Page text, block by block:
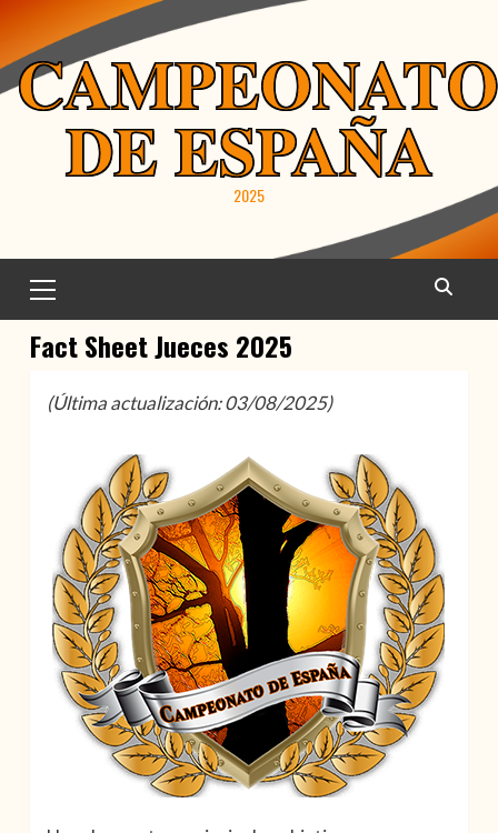
contenido
CAMPEONATO
DE ESPAÑA
2025
principal
Fact Sheet Jueces 2025
(Última actualización: 03/08/2025)